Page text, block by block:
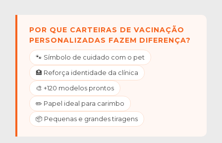
POR QUE CARTEIRAS DE VACINAÇÃO
PERSONALIZADAS FAZEM DIFERENÇA?
🐾 Símbolo de cuidado com o pet
🏥 Reforça identidade da clínica
🎨 +120 modelos prontos
✏️ Papel ideal para carimbo
📦 Pequenas e grandes tiragens